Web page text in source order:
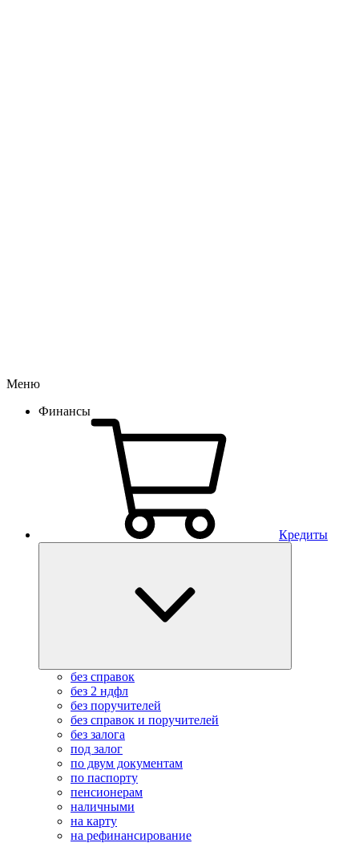
Меню
Финансы
Кредиты
без справок
без 2 ндфл
без поручителей
без справок и поручителей
без залога
под залог
по двум документам
по паспорту
пенсионерам
наличными
на карту
на рефинансирование